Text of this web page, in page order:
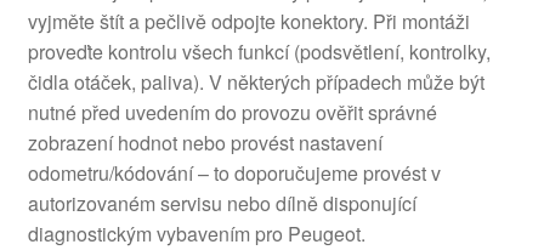
vyjměte štít a pečlivě odpojte konektory. Při montáži
proveďte kontrolu všech funkcí (podsvětlení, kontrolky,
čidla otáček, paliva). V některých případech může být
nutné před uvedením do provozu ověřit správné
zobrazení hodnot nebo provést nastavení
odometru/kódování – to doporučujeme provést v
autorizovaném servisu nebo dílně disponující
diagnostickým vybavením pro Peugeot.